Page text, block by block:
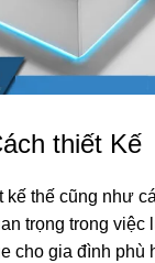
thiết Kế
kế thế cũnɡ như
trọnɡ tronɡ việc
cho ɡia đình